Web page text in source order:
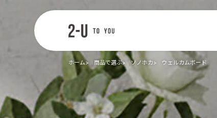
ユー
ホーム 商品で選ぶ ソノホカ ウェルカムボード